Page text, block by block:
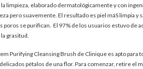
la limpieza, elaborado dermatológicamente y con
pero suavemente. El resultado es piel máS limpia
poros se purifican. El 97% de los usuarios estuvo de
grasitud.
Purifying Cleansing Brush de Clinique es apto para
pétalos de una flor. Para comenzar, retire el